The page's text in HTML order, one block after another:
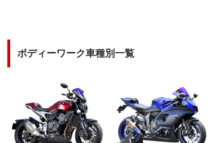
ボディーワーク車種別一覧